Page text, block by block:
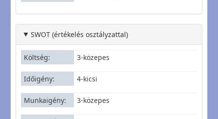
SWOT (értékelés osztályzattal)
Költség 3-közepes
Időigény 4-kicsi
Munkaigény 3-közepes